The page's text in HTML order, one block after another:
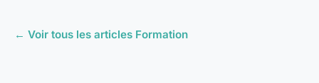
← Voir tous les articles Formation